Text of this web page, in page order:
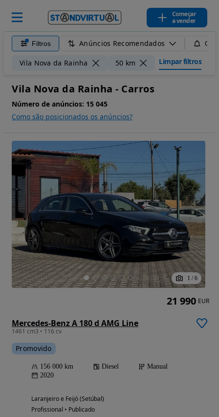
Começar
a vender
Filtros Anúncios Recomendados
Vila Nova da Rainha 50 km Limpar filtros
Vila Nova da Rainha - Carros
Número de anúncios: 15 045
Como são posicionados os anúncios?
1 / 6
Mercedes-Benz A 180 d AMG Line
1461 cm3 • 116 cv
Promovido
156 000 km Diesel
Manual
2020
Laranjeiro e Feijó (Setúbal)
Profissional • Publicado
21 990 EUR